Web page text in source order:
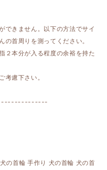
できません。以下の方法でサイ
の首周りを測ってください。
２本分が入る程度の余裕を持た
考慮下さい。
の首輪 手作り 犬の首輪 犬の首